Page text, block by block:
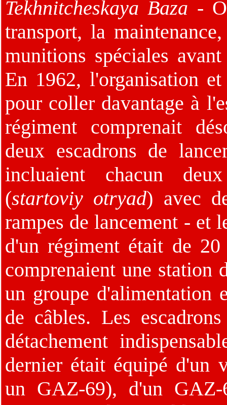
Tekhnitcheskaya Baza -
transport, la
munitions spéciales
En 1962, l'organisation
pour coller davantage à
régiment comprenait
deux escadrons de
incluaient chacun
(startoviy otryad) avec
rampes de lancement - et
d'un régiment était de
comprenaient une station
un groupe d'alimentation
de câbles. Les
détachement
dernier était équipé d'un
un GAZ-69), d'un